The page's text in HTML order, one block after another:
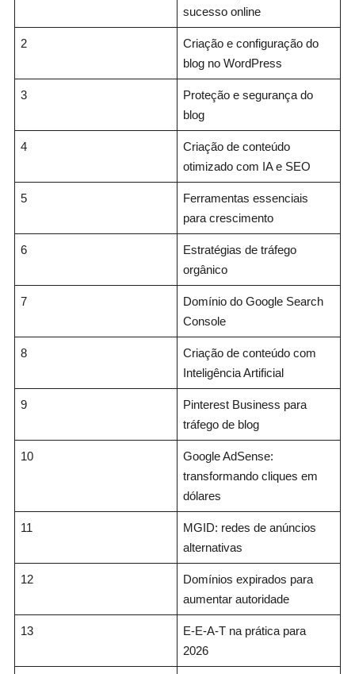
sucesso online
2
Criação e configuração do
blog no WordPress
3
Proteção e segurança do
blog
4
Criação de conteúdo
otimizado com IA e SEO
5
Ferramentas essenciais
para crescimento
6
Estratégias de tráfego
orgânico
7
Domínio do Google Search
Console
8
Criação de conteúdo com
Inteligência Artificial
9
Pinterest Business para
tráfego de blog
10
Google AdSense:
transformando cliques em
dólares
11
MGID: redes de anúncios
alternativas
12
Domínios expirados para
aumentar autoridade
13
E-E-A-T na prática para
2026